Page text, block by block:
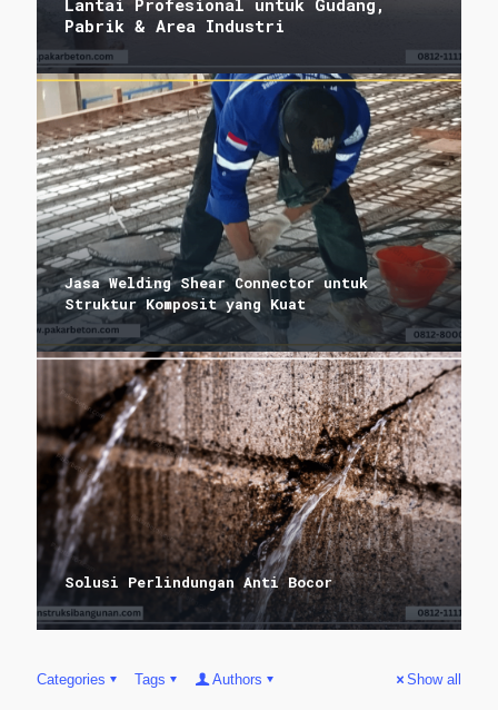
Pabrik & Area Industri
Jasa Welding Shear Connector untuk
Struktur Komposit yang Kuat
Solusi Perlindungan Anti Bocor
Categories Tags Authors Show all